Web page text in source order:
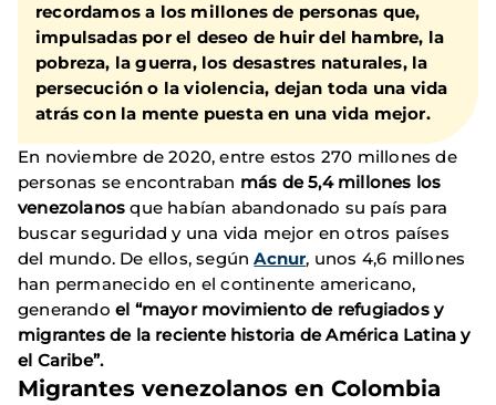
recordamos a los millones de personas que,
impulsadas por el deseo de huir del hambre, la
pobreza, la guerra, los desastres naturales, la
persecución o la violencia, dejan toda una vida
atrás con la mente puesta en una vida mejor.
En noviembre de 2020, entre estos 270 millones de
personas se encontraban más de 5,4 millones los
venezolanos que habían abandonado su país para
buscar seguridad y una vida mejor en otros países
del mundo. De ellos, segúnAcnur, unos 4,6 millones
han permanecido en el continente americano,
generando el “mayor movimiento de refugiados y
migrantes de la reciente historia de América Latina y
el Caribe”.
Migrantes venezolanos en Colombia